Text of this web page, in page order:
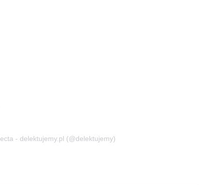
- delektujemy.pl (@delektujemy)